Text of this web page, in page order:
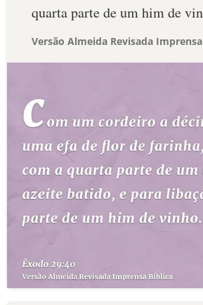
quarta parte de um him de
Versão Almeida Revisada